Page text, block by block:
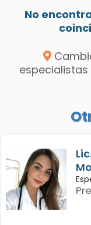
No